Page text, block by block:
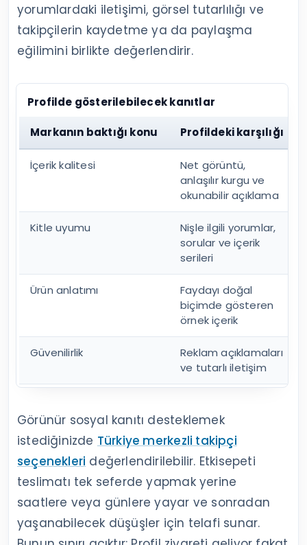
yorumlardaki iletişimi, görsel tutarlılığı ve
takipçilerin kaydetme ya da paylaşma
eğilimini birlikte değerlendirir.
Profilde gösterilebilecek kanıtlar
Markanın baktığı konu Profildeki karşılığı
İçerik kalitesi
Net görüntü,
anlaşılır kurgu ve
okunabilir açıklama
Kitle uyumu
Nişle ilgili yorumlar,
sorular ve içerik
serileri
Ürün anlatımı
Faydayı doğal
biçimde gösteren
örnek içerik
Güvenilirlik
Reklam açıklamaları
ve tutarlı iletişim
Görünür sosyal kanıtı desteklemek
istediğinizde Türkiye merkezli takipçi
seçenekleri değerlendirilebilir. Etkisepeti
teslimatı tek seferde yapmak yerine
saatlere veya günlere yayar ve sonradan
yaşanabilecek düşüşler için telafi sunar.